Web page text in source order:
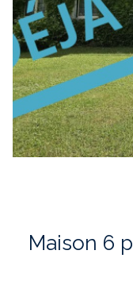
Maison 6 pièce(s) 4 chambre(s)